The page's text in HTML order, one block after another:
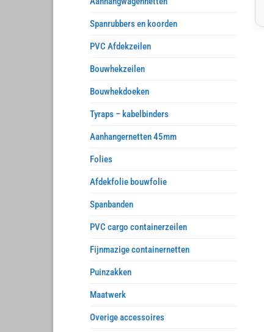
Spanrubbers en koorden
PVC Afdekzeilen
Bouwhekzeilen
Bouwhekdoeken
Tyraps – kabelbinders
Aanhangernetten 45mm
Folies
Afdekfolie bouwfolie
Spanbanden
PVC cargo containerzeilen
Fijnmazige containernetten
Puinzakken
Maatwerk
Overige accessoires